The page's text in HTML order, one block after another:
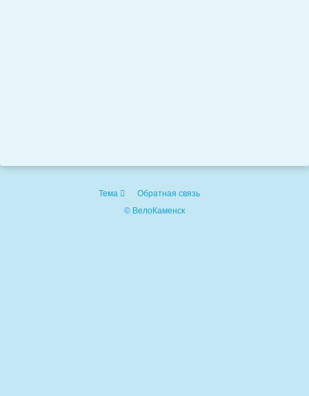
Тема
Обратная связь
© ВелоКаменск